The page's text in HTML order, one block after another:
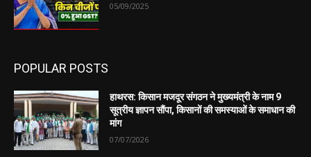
05/09/2025
POPULAR POSTS
हाथरस: किसान मजदूर संगठन ने मुख्यमंत्री के नाम 9
सूत्रीय ज्ञापन सौंपा, किसानों की समस्याओं के समाधान की
मांग
07/07/2026